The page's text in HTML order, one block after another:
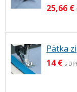
25,66 €
Pätka
14 € s